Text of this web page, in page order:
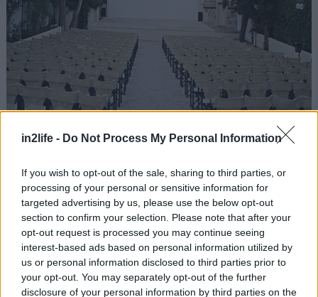
in2life - Do Not Process My Personal Information
If you wish to opt-out of the sale, sharing to third parties, or
processing of your personal or sensitive information for
targeted advertising by us, please use the below opt-out
section to confirm your selection. Please note that after your
opt-out request is processed you may continue seeing
interest-based ads based on personal information utilized by
us or personal information disclosed to third parties prior to
your opt-out. You may separately opt-out of the further
disclosure of your personal information by third parties on the
Στις παρυφές της σύγχρονης πόλης βρίσκεται ο
δροσερός κήπος των Χανίων, έργο του Ρεούφ
Πασά από το μακρινό 1870, που τον «παρήγγειλε»
στα πρότυπα των ευρωπαϊκών πάρκων. Εκεί,
ανάμεσα στα δέντρα και τα μονοπάτια της
πράσινης όασης θα βρείτε και το δημοτικό θερινό
σινεμαδάκι, με την οθόνη ακριβώς κάτω από το
επιβλητικό παλιό ρολόι του 1924, να προβάλλει
σινεφίλ νοσταλγικές ταινίες με είσοδο 5€.